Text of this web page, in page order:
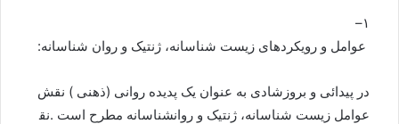
۱–
عوامل و رویکردهای زیست شناسانه، ژنتیک و روان شناسانه:
در پیدائی و بروزشادی به عنوان يک پديده روانی (ذهنی ) نقش
عوامل زیست شناسانه، ژنتیک و روانشناسانه مطرح است .نق